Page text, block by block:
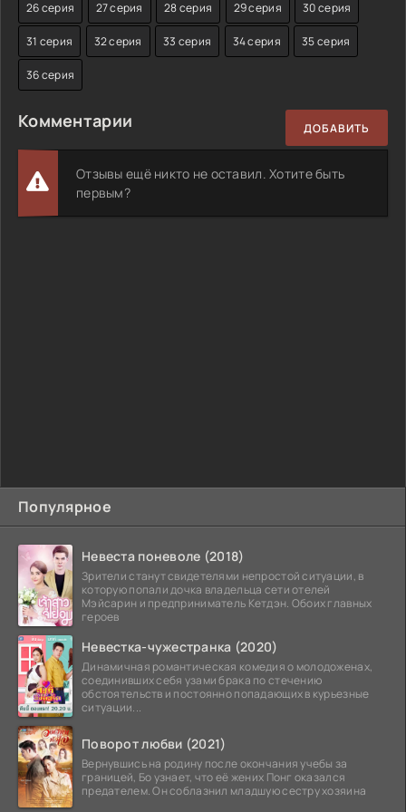
Популярное
Невеста поневоле (2018)
Зрители станут свидетелями непростой ситуации, в
которую попали дочка владельца сети отелей
Мэйсарин и предприниматель Кетдэн. Обоих главных
героев
Невестка-чужестранка (2020)
Динамичная романтическая комедия о молодоженах,
соединивших себя узами брака по стечению
обстоятельств и постоянно попадающих в курьезные
ситуации...
Поворот любви (2021)
Вернувшись на родину после окончания учебы за
границей, Бо узнает, что её жених Понг оказался
предателем. Он соблазнил младшую сестру хозяина
26 серия 27 серия 28 серия 29 серия 30 серия
31 серия 32 серия 33 серия 34 серия 35 серия
36 серия
Комментарии ДОБАВИТЬ
Отзывы ещё никто не оставил. Хотите быть
первым?